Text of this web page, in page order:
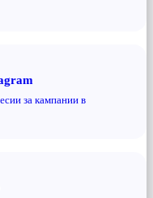
за кампании в